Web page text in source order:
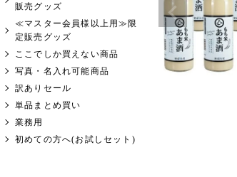
販売グッズ
≪マスター会員様以上用≫限
定販売グッズ
ここでしか買えない商品
写真・名入れ可能商品
訳ありセール
単品まとめ買い
業務用
初めての方へ(お試しセット)